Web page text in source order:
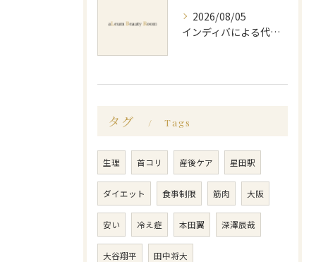
2026/08/05
インディバによる代謝アップのビフォーアフター実体験と効果的な回数の見極め方
タグ Tags
生理 首コリ 産後ケア 星田駅
ダイエット 食事制限 筋肉 大阪
安い 冷え症 本田翼 深澤辰哉
大谷翔平 田中将大